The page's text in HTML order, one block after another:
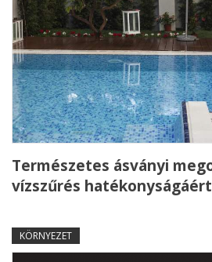
Természetes ásványi
vízszűrés hatékonyságáért
KÖRNYEZET